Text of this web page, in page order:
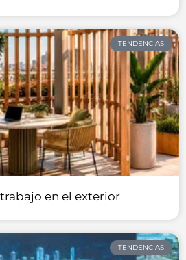
TENDENCIAS
en el exterior
TENDENCIAS